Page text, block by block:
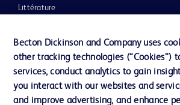
Littérature
Notre entreprise
Éthique et conformité
Assistance
Becton Dickinson and Company uses
other tracking technologies (“Cookies”)
services, conduct analytics to gain
you interact with our websites and
and improve advertising, and enhance